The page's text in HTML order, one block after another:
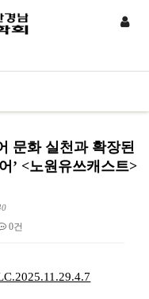
문화 실천과 확장된
’ <노원유쓰캐스트>
0건